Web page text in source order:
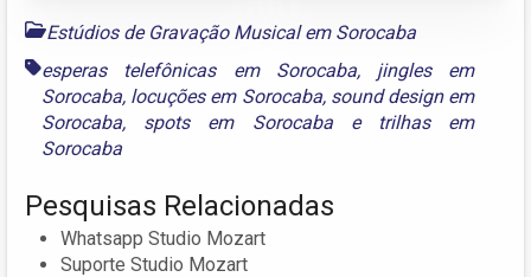
Estúdios de Gravação Musical em Sorocaba
esperas telefônicas em Sorocaba, jingles em
Sorocaba, locuções em Sorocaba, sound design em
Sorocaba, spots em Sorocabae trilhas em
Sorocaba
Pesquisas Relacionadas
Whatsapp Studio Mozart
Suporte Studio Mozart